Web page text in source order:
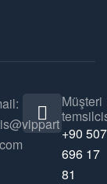
Müşteri
+90 507
696 17
81